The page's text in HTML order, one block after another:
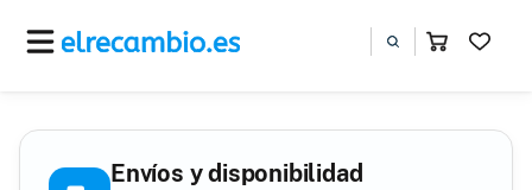
Envíos y disponibilidad